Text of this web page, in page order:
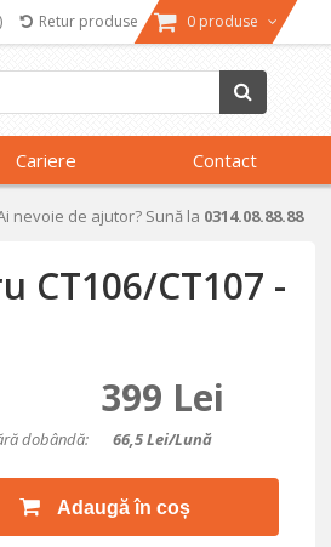
Retur produse 0 produse
Cariere Contact
nevoie de ajutor? Sună la 0314.08.88.88
CT106/CT107 -
399 Lei
dobândă: 66,5Lei/lună
Adaugă în coș